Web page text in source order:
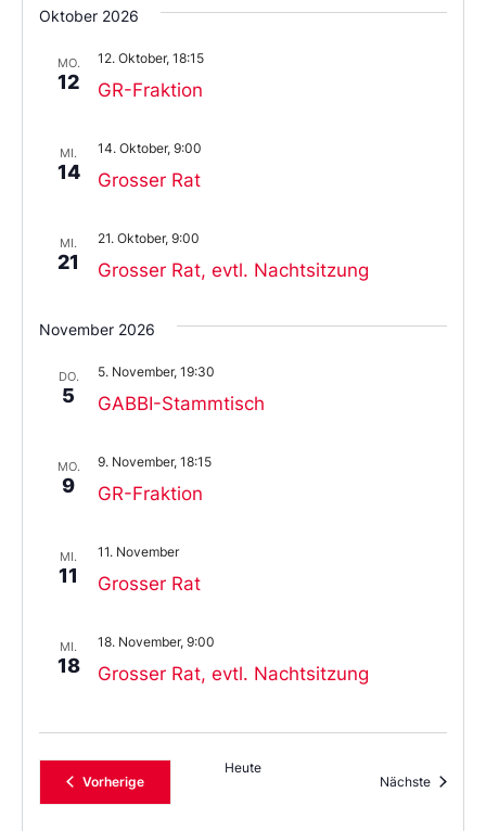
Oktober 2026
MO.
12 GR-Fraktion
12. Oktober, 18:15
MI.
14 Grosser Rat
14. Oktober, 9:00
MI.
21 Grosser Rat, evtl. Nachtsitzung
21. Oktober, 9:00
November 2026
DO.
5 GABBI-Stammtisch
5. November, 19:30
MO.
9 GR-Fraktion
9. November, 18:15
MI.
11 Grosser Rat
11. November
MI.
18 Grosser Rat, evtl. Nachtsitzung
18. November, 9:00
VorherigeVeranstaltungen
Heute
Nächste